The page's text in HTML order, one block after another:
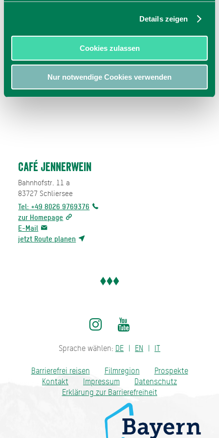
Details zeigen
Cookies zulassen
Nur notwendige Cookies verwenden
Café Jennerwein
Bahnhofstr. 11 a
83727 Schliersee
Tel: +49 8026 9769376
zur Homepage
E-Mail
jetzt Route planen
Sprache wählen: DE EN IT
Barrierefrei reisen Filmregion
Prospekte
Kontakt
Impressum
Datenschutz
Erklärung zur Barrierefreiheit